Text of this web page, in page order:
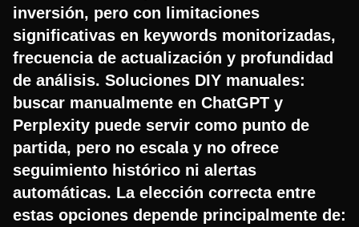
inversión, pero con limitaciones
significativas en keywords monitorizadas,
frecuencia de actualización y profundidad
de análisis. Soluciones DIY manuales:
buscar manualmente en ChatGPT y
Perplexity puede servir como punto de
partida, pero no escala y no ofrece
seguimiento histórico ni alertas
automáticas. La elección correcta entre
estas opciones depende principalmente de: